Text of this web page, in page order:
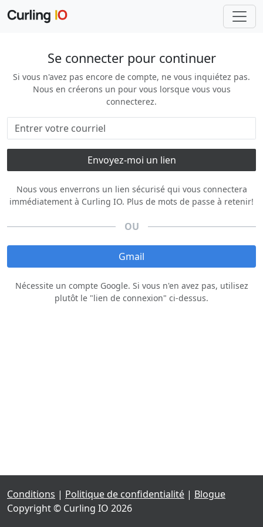
Se connecter pour continuer
Si vous n'avez pas encore de compte, ne vous inquiétez pas.
Nous en créerons un pour vous lorsque vous vous
connecterez.
Nous vous enverrons un lien sécurisé qui vous connectera
immédiatement à Curling IO. Plus de mots de passe à retenir!
OU
Gmail
Nécessite un compte Google. Si vous n'en avez pas, utilisez
plutôt le "lien de connexion" ci‑dessus.
Conditions | Politique de confidentialité | Blogue
Copyright © Curling IO 2026